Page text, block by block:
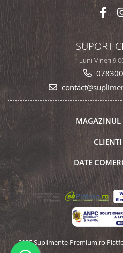
SUPORT
Luni-Vineri
MAGAZINUL
CLIENTI
DATE
2025 Suplimente-Premium.ro